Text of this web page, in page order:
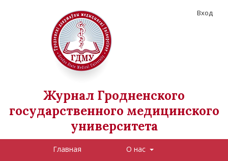
Журнал Гродненского
государственного медицинского
университета
Главная О нас
Вход